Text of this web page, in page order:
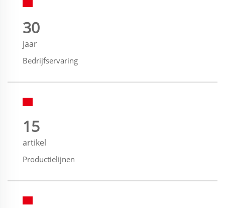
30
jaar
Bedrijfservaring
15
artikel
Productielijnen